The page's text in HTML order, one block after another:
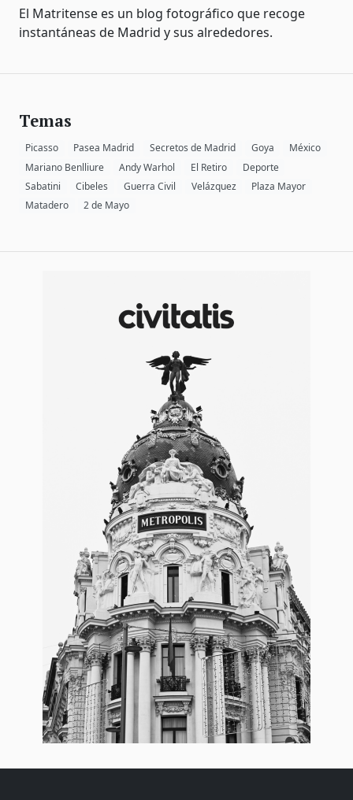
El Matritense es un blog fotográfico que recoge
instantáneas de Madrid y sus alrededores.
Temas
Picasso Pasea Madrid Secretos de Madrid Goya
México
Mariano Benlliure
Andy Warhol El Retiro
Deporte
Sabatini
Cibeles Guerra Civil Velázquez
Plaza Mayor
Matadero
2 de Mayo